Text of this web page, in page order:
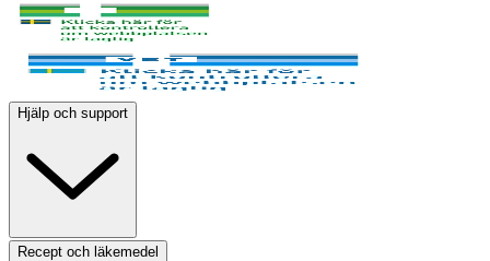
Hjälp och support
Recept och läkemedel